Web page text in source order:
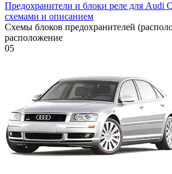
Предохранители и блоки реле для Audi
схемами и описанием
Схемы блоков предохранителей
расположение
05